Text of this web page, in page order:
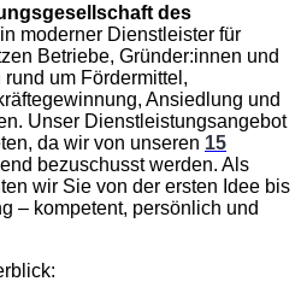
des
moderner Dienstleister für
Betriebe, Gründer:innen und
um Fördermittel,
Ansiedlung und
Unser Dienstleistungsangebot
da wir von unseren 15
bezuschusst werden. Als
wir Sie von der ersten Idee bis
– kompetent, persönlich und